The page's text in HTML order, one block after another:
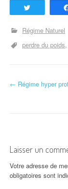
Régime Naturel
perdre du poids
Navigation
← Régime hyper
Laisser un
Votre adresse de
obligatoires sont